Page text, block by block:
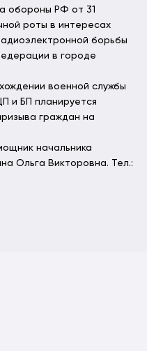
обороны РФ от 31
роты в интересах
борьбы
в городе
военной службы
и БП планируется
граждан на
начальника
Ольга Викторовна. Тел.: